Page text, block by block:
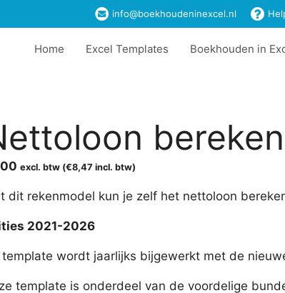
info@boekhoudeninexcel.nl
Home Excel Templates Boekhouden in
excl. btw (€8,47 incl. btw)
dit rekenmodel kun je zelf het nettoloon
2021-2026
template wordt jaarlijks bijgewerkt met de
template is onderdeel van de voordelige